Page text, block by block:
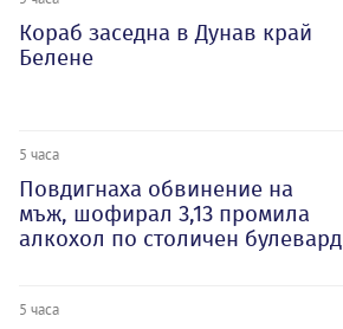
Кораб заседна в Дунав край
Белене
5 часа
Повдигнаха обвинение на
мъж, шофирал 3,13 промила
алкохол по столичен булевард
5 часа